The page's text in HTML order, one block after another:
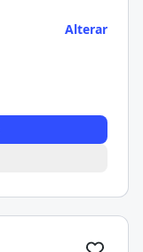
Alterar